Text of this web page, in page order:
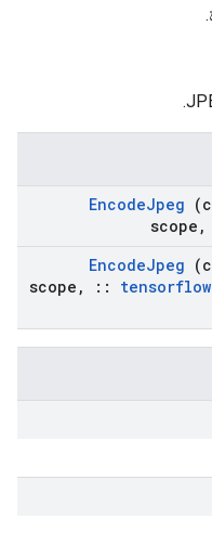
EncodeJpeg
scope ,
EncodeJpeg
scope , :: tensorflow